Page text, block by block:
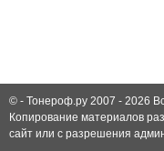
© - Тонероф.ру 2007 - 2026
Копирование материалов
сайт или с разрешения